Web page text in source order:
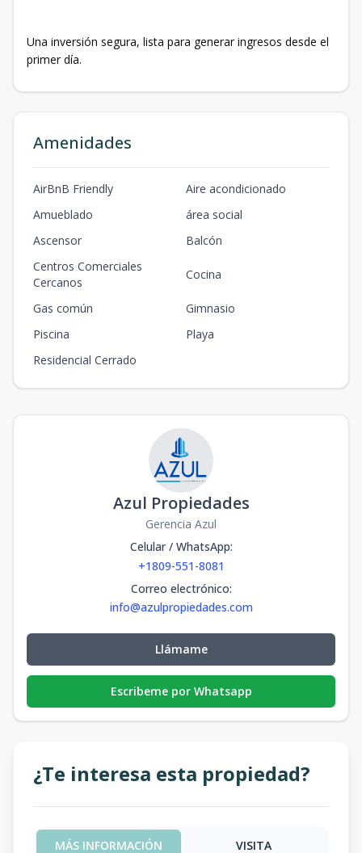
Una inversión segura, lista para generar ingresos desde el
primer día.
Amenidades
AirBnB Friendly
Aire acondicionado
Amueblado
área social
Ascensor
Balcón
Centros Comerciales
Cercanos
Cocina
Gas común
Gimnasio
Piscina
Playa
Residencial Cerrado
Azul Propiedades
Gerencia Azul
Celular / WhatsApp:
+1809-551-8081
Correo electrónico:
info@azulpropiedades.com
Llámame
Escribeme por Whatsapp
¿Te interesa esta propiedad?
MÁS INFORMACIÓN VISITA